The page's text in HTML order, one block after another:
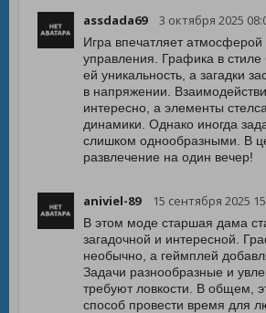
assdada69 3 октября 2025
Игра впечатляет атмосферой
управления. Графика в стиле
ей уникальность, а загадки
в напряжении.
интересно, а элементы
динамики. Однако иногда
слишком однообразными. В
развлечение на один вечер!
aniviel-89 15 сентября 2025
В этом моде старшая дама
загадочной и интересной.
необычно, а геймплей
Задачи разнообразные и
требуют ловкости. В общем,
способ провести время для